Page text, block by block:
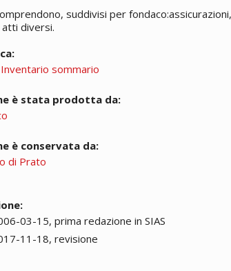
suddivisi per
diversi.
sommario
è stata prodotta da:
è conservata da:
di Prato
03-15, prima redazione in SIAS
11-18, revisione